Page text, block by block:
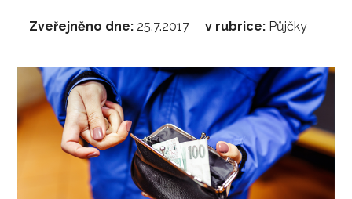
Zveřejněno dne: 25.7.2017 v rubrice: Půjčky